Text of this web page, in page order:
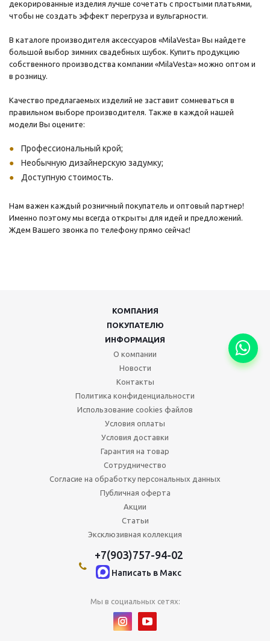
декорированные изделия лучше сочетать с простыми платьями,
чтобы не создать эффект перегруза и вульгарности.
В каталоге производителя аксессуаров «MilaVesta» Вы найдете
большой выбор зимних свадебных шубок. Купить продукцию
собственного производства компании «MilaVesta» можно оптом и
в розницу.
Качество предлагаемых изделий не заставит сомневаться в
правильном выборе производителя. Также в каждой нашей
модели Вы оцените:
Профессиональный крой;
Необычную дизайнерскую задумку;
Доступную стоимость.
Нам важен каждый розничный покупатель и оптовый партнер!
Именно поэтому мы всегда открыты для идей и предложений.
Ждем Вашего звонка по телефону прямо сейчас!
КОМПАНИЯ
ПОКУПАТЕЛЮ
ИНФОРМАЦИЯ
О компании
Новости
Контакты
Политика конфиденциальности
Использование cookies файлов
Условия оплаты
Условия доставки
Гарантия на товар
Сотрудничество
Согласие на обработку персональных данных
Публичная оферта
Акции
Статьи
Эксклюзивная коллекция
+7(903)757-94-02
Написать в Maкс
Мы в социальных сетях: